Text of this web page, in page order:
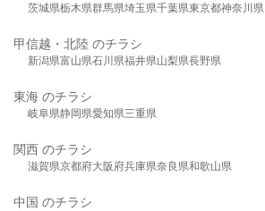
茨城県栃木県群馬県埼玉県千葉県東京都神奈川県
甲信越・北陸 のチラシ
新潟県富山県石川県福井県山梨県長野県
東海 のチラシ
岐阜県静岡県愛知県三重県
関西 のチラシ
滋賀県京都府大阪府兵庫県奈良県和歌山県
中国 のチラシ